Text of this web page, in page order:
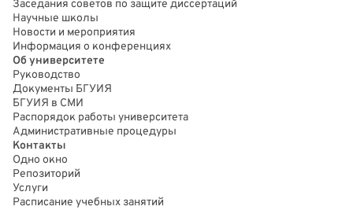
Заседания советов по защите диссертаций
Научные школы
Новости и мероприятия
Информация о конференциях
Об университете
Руководство
Документы БГУИЯ
БГУИЯ в СМИ
Распорядок работы университета
Административные процедуры
Контакты
Одно окно
Репозиторий
Услуги
Расписание учебных занятий